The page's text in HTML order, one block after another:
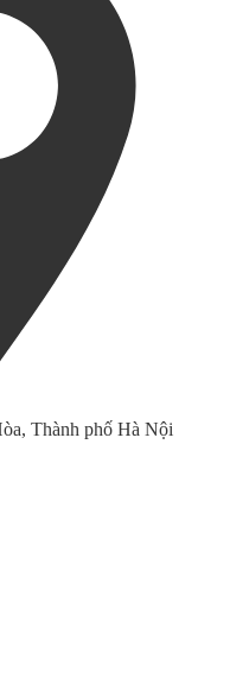
Thành phố Hà Nội